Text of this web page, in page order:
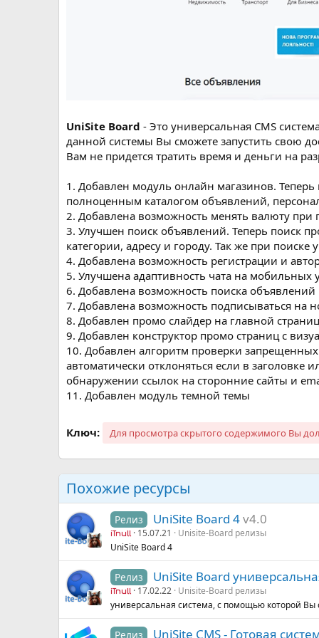
UniSite Board - Это универсальная CMS
данной системы Вы сможете запустить свою
Вам не придется тратить время и деньги на
1. Добавлен модуль онлайн магазинов.
полноценным каталогом объявлений,
2. Добавлена возможность менять валюту при
3. Улучшен поиск объявлений. Теперь поиск
категории, адресу и городу. Так же при поиске
4. Добавлена возможность регистрации и
5. Улучшена адаптивность чата на мобильных
6. Добавлена возможность поиска объявлений
7. Добавлена возможность подписываться на
8. Добавлен промо слайдер на главной
9. Добавлен конструктор промо страниц с
10. Добавлен алгоритм проверки
автоматически отклоняться если в заголовке
обнаружении ссылок на сторонние сайты и
11. Добавлен модуль темной темы
Ключ: Для просмотра скрытого содержимого Вы
Похожие ресурсы
Релиз UniSite Board 4v4.0
iTnull 15.07.21
Unisite-Board релизы
UniSite Board 4
Релиз UniSite Board
iTnull 17.02.22 Unisite-Board релизы
универсальная система, с помощью которой Вы
Релиз UniSite CMS - Готовая